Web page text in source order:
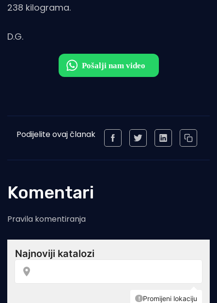
238 kilograma.
D.G.
Podijelite ovaj članak
Komentari
Pravila komentiranja